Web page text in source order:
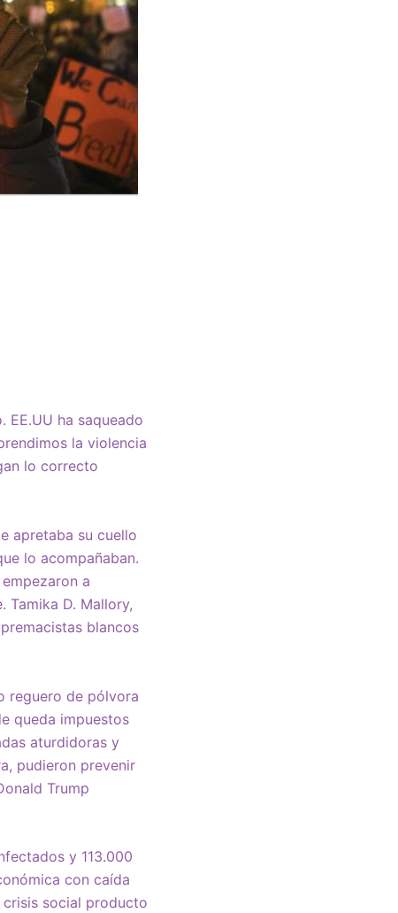
EE.UU ha saqueado
la violencia
lo correcto
apretaba su cuello
lo acompañaban.
a
Tamika D. Mallory,
blancos
reguero de pólvora
queda impuestos
aturdidoras y
pudieron prevenir
Trump
y 113.000
con caída
crisis social producto